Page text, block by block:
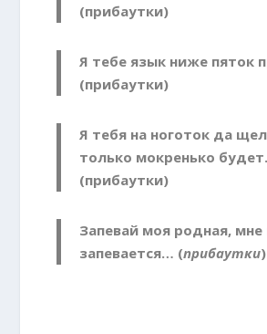
(прибаутки)
Я тебе язык ниже пяток
(прибаутки)
Я тебя на ноготок да
только мокренько будет.
(прибаутки)
Запевай моя родная, мне
запевается… (прибаутки)